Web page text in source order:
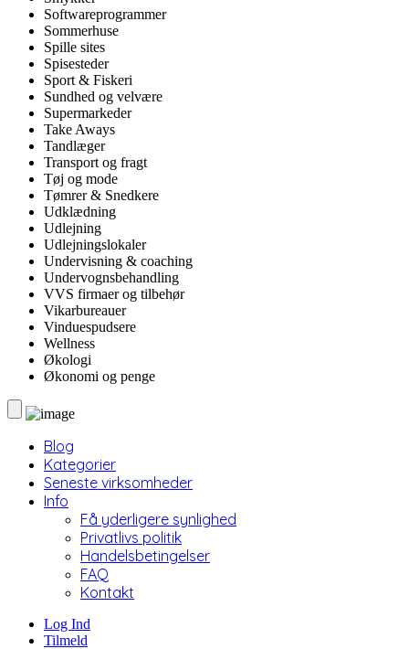
Softwareprogrammer
Sommerhuse
Spille sites
Spisesteder
Sport & Fiskeri
Sundhed og velvære
Supermarkeder
Take Aways
Tandlæger
Transport og fragt
Tøj og mode
Tømrer & Snedkere
Udklædning
Udlejning
Udlejningslokaler
Undervisning & coaching
Undervognsbehandling
VVS firmaer og tilbehør
Vikarbureauer
Vinduespudsere
Wellness
Økologi
Økonomi og penge
Blog
Kategorier
Seneste virksomheder
Info
Få yderligere synlighed
Privatlivs politik
Handelsbetingelser
FAQ
Kontakt
Log Ind
Tilmeld